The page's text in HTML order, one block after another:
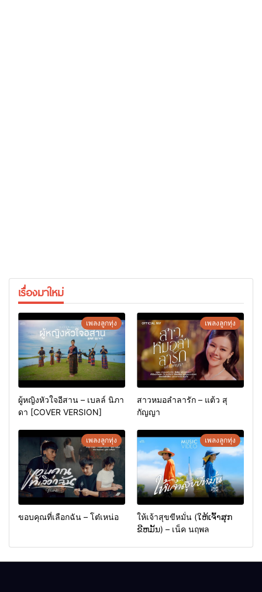
เรื่องมาใหม่
เพลงลูกทุ่ง
ผู้หญิงหัวใจอีสาน – เบลล์ นิภา
ดา [COVER VERSION]
เพลงลูกทุ่ง
สาวหมอลำลารัก – แต้ว สุ
กัญญา
เพลงลูกทุ่ง
ขอบคุณที่เลือกฉัน – โต๋เหน่อ
เพลงลูกทุ่ง
ให้เจ้าสุขขีหมั่น (ໃຫ້ເຈົ້າສຸກ
ຂີຫມັ້ນ) – เน็ค นฤพล